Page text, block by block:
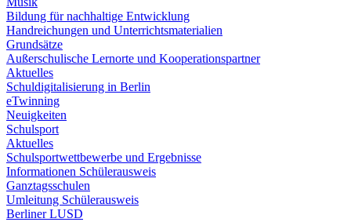
Bildung für nachhaltige Entwicklung
Handreichungen und Unterrichtsmaterialien
Grundsätze
Außerschulische Lernorte und Kooperationspartner
Aktuelles
Schuldigitalisierung in Berlin
eTwinning
Neuigkeiten
Schulsport
Aktuelles
Schulsportwettbewerbe und Ergebnisse
Informationen Schülerausweis
Ganztagsschulen
Umleitung Schülerausweis
Berliner LUSD